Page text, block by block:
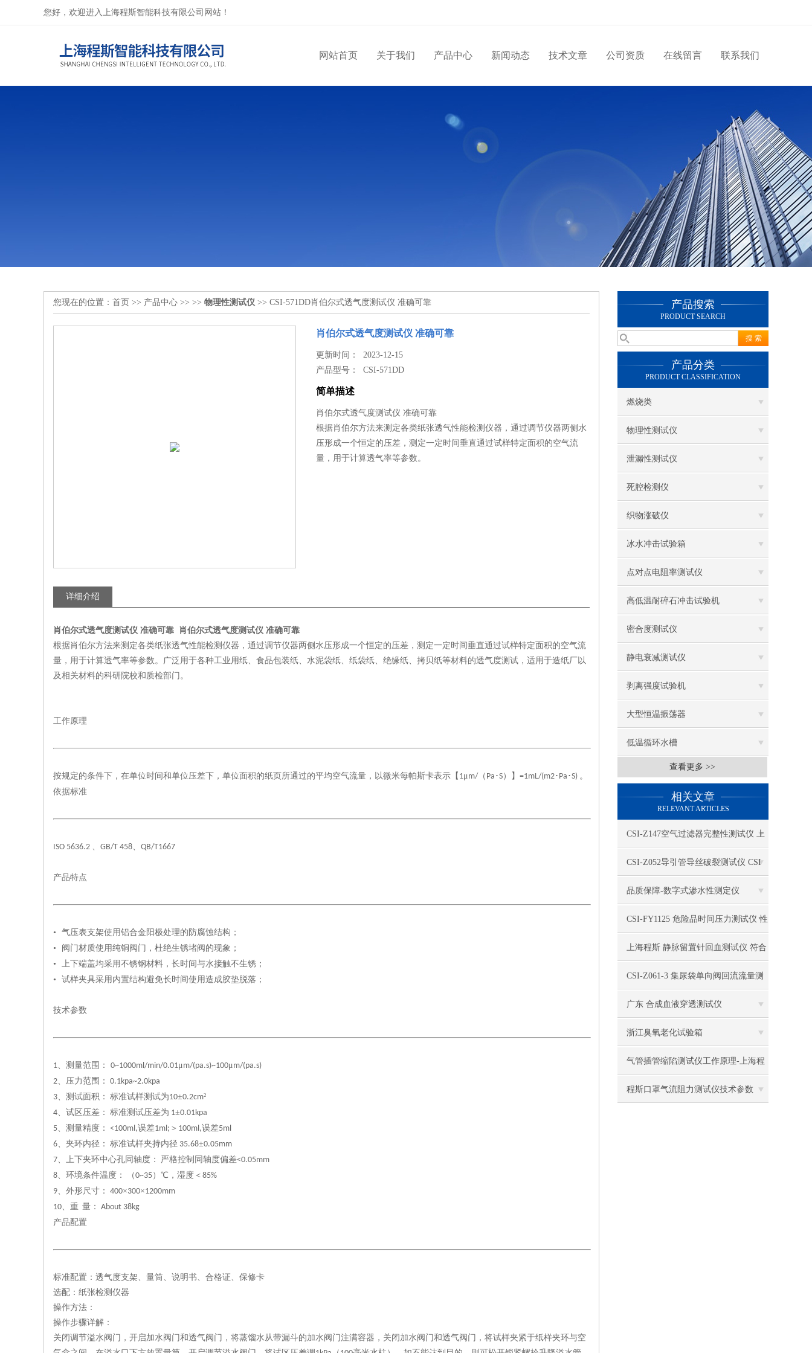
您好，欢迎进入上海程斯智能科技有限公司网站！
网站首页 关于我们 产品中心 新闻动态 技术文章 公司资质 在线留言 联系我们
您现在的位置： 首页 >> 产品中心 >> >> 物理性测试仪 >> CSI-571DD肖伯尔式透气度测试仪 准确可靠
肖伯尔式透气度测试仪 准确可靠
更新时间： 2023-12-15
产品型号：CSI-571DD
简单描述
肖伯尔式透气度测试仪 准确可靠
根据肖伯尔方法来测定各类纸张透气性能检测仪器，通过调节仪器两侧水
压形成一个恒定的压差，测定一定时间垂直通过试样特定面积的空气流
量，用于计算透气率等参数。
详细介绍
肖伯尔式透气度测试仪 准确可靠
肖伯尔式透气度测试仪 准确可靠
根据肖伯尔方法来测定各类纸张透气性能检测仪器，通过调节仪器两侧水压形成一个恒定的压差，测定一定时间垂直通过试样特定面积的空气流
量，用于计算透气率等参数。广泛用于各种工业用纸、食品包装纸、水泥袋纸、纸袋纸、绝缘纸、拷贝纸等材料的透气度测试，适用于造纸厂以
及相关材料的科研院校和质检部门。
工作原理
按规定的条件下，在单位时间和单位压差下，单位面积的纸页所通过的平均空气流量，以微米每帕斯卡表示【 1μm/（ Pa ･S）】 =1mL/(m2･ Pa ･S) 。
依据标准
ISO 5636.2 、 GB/T 458、 QB/T1667
产品特点
•
气压表支架使用铝合金阳极处理的防腐蚀结构；
•
阀门材质使用纯铜阀门，杜绝生锈堵阀的现象；
•
上下端盖均采用不锈钢材料，长时间与水接触不生锈；
•
试样夹具采用内置结构避免长时间使用造成胶垫脱落；
技术参数
1、测量范围： 0~1000ml/min/0.01μm/(pa.s)~100μm/(pa.s)
2、压力范围： 0.1kpa~2.0kpa
3、测试面积： 标准试样测试为10±0.2cm²
4、试区压差： 标准测试压差为 1±0.01kpa
5、测量精度： <100ml,误差1ml; ＞ 100ml,误差5ml
6、夹环内径： 标准试样夹持内径 35.68±0.05mm
7、上下夹环中心孔同轴度： 严格控制同轴度偏差<0.05mm
8、环境条件温度： （0~35）℃，湿度＜ 85%
9、外形尺寸： 400×300×1200mm
10、重 量： About 38kg
产品配置
标准配置：透气度支架、量筒、说明书、合格证、保修卡
选配：纸张检测仪器
操作方法：
操作步骤详解：
关闭调节溢水阀门，开启加水阀门和透气阀门，将蒸馏水从带漏斗的加水阀门注满容器，关闭加水阀门和透气阀门，将试样夹紧于纸样夹环与空
产品搜索
PRODUCT SEARCH
产品分类
PRODUCT CLASSIFICATION
燃烧类
物理性测试仪
泄漏性测试仪
死腔检测仪
织物涨破仪
冰水冲击试验箱
点对点电阻率测试仪
高低温耐碎石冲击试验机
密合度测试仪
静电衰减测试仪
剥离强度试验机
大型恒温振荡器
低温循环水槽
低温振荡水槽
电热鼓风干燥箱
电热恒温水槽
电热恒温油浴锅
多管漩涡混匀仪
干燥箱 自然对流
高温鼓风干燥箱
恒温振荡器
精密鼓风干燥箱
精密恒温水槽
离心机
查看更多 >>
相关文章
RELEVANT ARTICLES
CSI-Z147空气过滤器完整性测试仪 上
海程斯 用途范围
CSI-Z052导引管导丝破裂测试仪 CSI
美国程斯提供行业分析标准
品质保障-数字式渗水性测定仪
CSI-FY1125 危险品时间压力测试仪 性
能参数
上海程斯 静脉留置针回血测试仪 符合
YY 1282-2016标准
CSI-Z061-3 集尿袋单向阀回流流量测
试仪 上海程斯 参数介绍
广东 合成血液穿透测试仪
浙江臭氧老化试验箱
气管插管缩陷测试仪工作原理-上海程
斯
程斯口罩气流阻力测试仪技术参数